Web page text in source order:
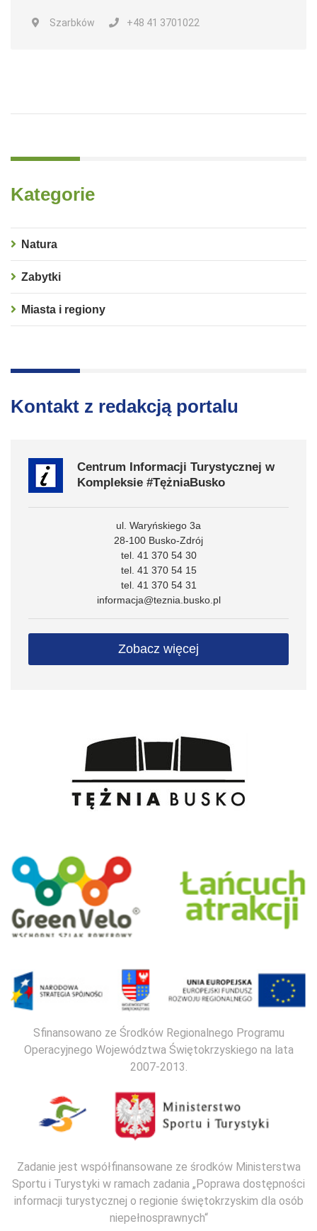
Szarbków +48 41 3701022
Kategorie
Natura
Zabytki
Miasta i regiony
Kontakt z redakcją portalu
Centrum Informacji Turystycznej w
Kompleksie #TężniaBusko
ul. Waryńskiego 3a
28-100 Busko-Zdrój
tel. 41 370 54 30
tel. 41 370 54 15
tel. 41 370 54 31
informacja@teznia.busko.pl
Zobacz więcej
Sfinansowano ze Środków Regionalnego Programu
Operacyjnego Województwa Świętokrzyskiego na lata
2007-2013.
Zadanie jest współfinansowane ze środków Ministerstwa
Sportu i Turystyki w ramach zadania „Poprawa dostępności
informacji turystycznej o regionie świętokrzyskim dla osób
niepełnosprawnych“